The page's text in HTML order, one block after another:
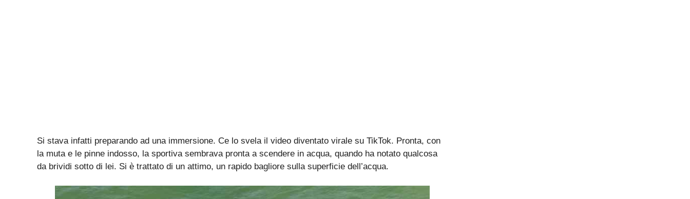
Si stava infatti preparando ad una immersione. Ce lo svela il video diventato virale su TikTok. Pronta, con
la muta e le pinne indosso, la sportiva sembrava pronta a scendere in acqua, quando ha notato qualcosa
da brividi sotto di lei. Si è trattato di un attimo, un rapido bagliore sulla superficie dell’acqua.